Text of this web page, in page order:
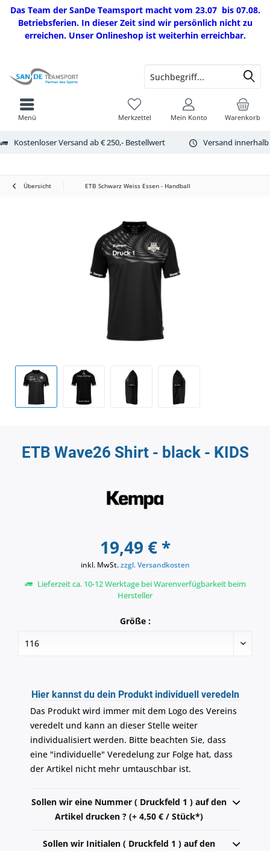
Das Team der SanDe Teamsport macht vom 23.07 bis 07.08.
Betriebsferien. In dieser Zeit sind wir persönlich nicht zu
erreichen. Unser Onlineshop ist weiterhin erreichbar.
Kostenloser Versand ab € 250,- Bestellwert Versand
Warenkorb
Merkzettel Mein Konto
Menü
Übersicht ETB Schwarz Weiss Essen - Handball
ETB Wave26 Shirt - black - KIDS
19,49 € *
inkl. MwSt.zzgl. Versandkosten
Lieferzeit ca. 10-12 Werktage bei Warenverfügbarkeit beim
Hersteller
Größe :
Hier kannst du dein Produkt individuell veredeln
Das Produkt wird immer mit dem Logo des Vereins
veredelt und kann an dieser Stelle weiter
individualisiert werden. Bitte beachten Sie, dass
eine "individuelle" Veredelung zur Folge hat, dass
der Artikel nicht mehr umtauschbar ist.
Sollen wir eine Nummer ( Druckfeld 1 ) auf den
Artikel drucken ? (+ 4,50 € / Stück*)
Sollen wir Initialen ( Druckfeld 1 ) auf den